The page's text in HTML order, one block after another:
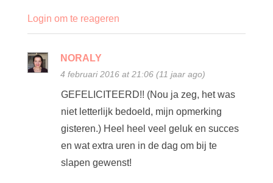
Login om te reageren
NORALY
4 februari 2016 at 21:06 (11 jaar ago)
GEFELICITEERD!! (Nou ja zeg, het was
niet letterlijk bedoeld, mijn opmerking
gisteren.) Heel heel veel geluk en succes
en wat extra uren in de dag om bij te
slapen gewenst!